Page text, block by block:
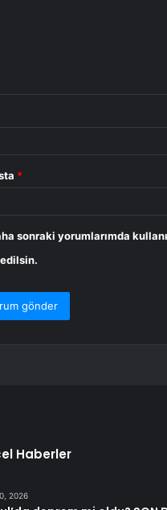
*
sonraki yorumlarımda
Haberler
2026